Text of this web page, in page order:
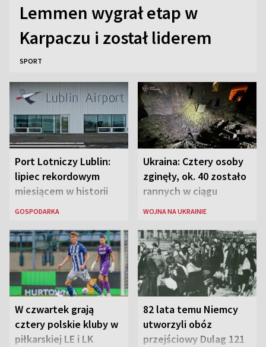
Lemmen wygrał etap w
Karpaczu i został liderem
SPORT
Port Lotniczy Lublin:
lipiec rekordowym
miesiącem w historii
lotniska
GOSPODARKA
Ukraina: Cztery osoby
zginęły, ok. 40 zostało
rannych w ciągu
ostatniej doby w
WOJNA NA UKRAINIE
W czwartek grają
cztery polskie kluby w
piłkarskiej LE i LK
82 lata temu Niemcy
utworzyli obóz
przejściowy Dulag 121